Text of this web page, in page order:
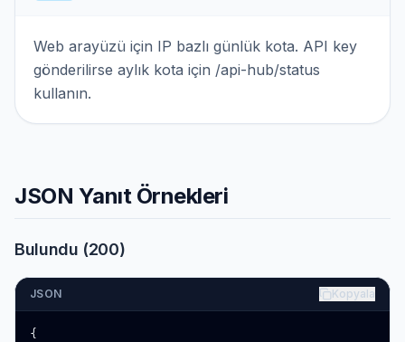
Web arayüzü için IP bazlı günlük kota. API key
gönderilirse aylık kota için /api-hub/status
kullanın.
JSON Yanıt Örnekleri
Bulundu (200)
JSON Kopyala
{